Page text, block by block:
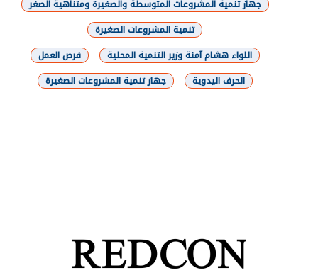
جهاز تنمية المشروعات المتوسطة والصغيرة ومتناهية الصغر
تنمية المشروعات الصغيرة
اللواء هشام آمنة وزير التنمية المحلية
فرص العمل
الحرف اليدوية
جهاز تنمية المشروعات الصغيرة